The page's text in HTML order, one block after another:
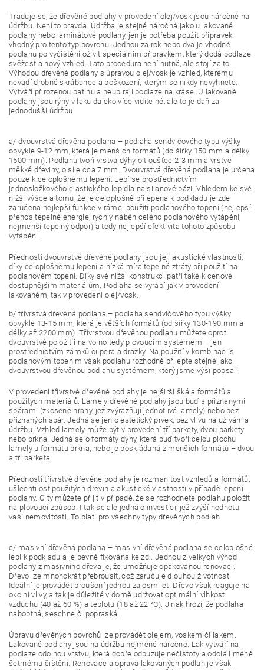
Traduje se, že dřevěné podlahy v provedení olej/vosk jsou náročné na
údržbu. Není to pravda. Údržba je stejně náročná jako u lakované
podlahy nebo laminátové podlahy, jen je potřeba použít přípravek
vhodný pro tento typ povrchu. Jednou za rok nebo dva je vhodné
podlahu po vyčištění oživit speciálním přípravkem, který dodá podlaze
svěžest a nový vzhled. Tato procedura není nutná, ale stojí za to.
Výhodou dřevěné podlahy s úpravou olej/vosk je vzhled, kterému
nevadí drobné škrábance a poškození, kterým se nikdy nevyhnete.
Vytváří přirozenou patinu a neubírají podlaze na kráse. U lakované
podlahy jsou rýhy v laku daleko více viditelné, ale to je daň za
jednodušší údržbu.
a/ dvouvrstvá dřevěná podlaha – podlaha sendvičového typu výšky
obvykle 9-12 mm, která je menších formátů (do šířky 150 mm a délky
1500 mm). Podlahu tvoří vrstva dýhy o tloušťce 2-3 mm a vrstvě
měkké dřeviny, o síle cca 7 mm. Dvouvrstvá dřevěná podlaha je určena
pouze k celoplošnému lepení. Lepí se prostřednictvím
jednosložkového elastického lepidla na silanové bázi. Vhledem ke své
nižší výšce a tomu, že je celoplošně přilepena k podkladu je zde
zaručena nejlepší funkce v rámci použití podlahového topení (nejlepší
přenos tepelné energie, rychlý náběh celého podlahového vytápění,
nejmenší tepelný odpor) a tedy nejlepší efektivita tohoto způsobu
vytápění.
Předností dvouvrstvé dřevěné podlahy jsou její akustické vlastnosti,
díky celoplošnému lepení a nízká míra tepelné ztráty při použití na
podlahovém topení. Díky své nižší konstrukci patří také k cenově
dostupnějším materiálům. Podlaha se vyrábí jak v provedení
lakovaném, tak v provedení olej/vosk.
b/ třívrstvá dřevěná podlaha – podlaha sendvičového typu výšky
obvykle 13-15 mm, která je větších formátů (od šířky 130-190 mm a
délky až 2200 mm). Třívrstvou dřevěnou podlahu můžete oproti
dvouvrstvé položit i na volno tedy plovoucím systémem – jen
prostřednictvím zámků či pera a drážky. Na použití v kombinaci s
podlahovým topením však podlahu rozhodně přilepte stejně jako
dvouvrstvou dřevěnou podlahu systémem, který jsme výši popsali.
V provedení třívrstvé dřevěné podlahy je nejširší škála formátů a
použitých materiálů. Lamely dřevěné podlahy jsou buď s přiznanými
spárami (zkosené hrany, jež zvýrazňují jednotlivé lamely) nebo bez
přiznaných spár. Jedná se jen o estetický prvek, bez vlivu na užívání a
údržbu. Vzhled lamely může být v provedení tří parkety, dvou parkety
nebo prkna. Jedná se o formáty dýhy, která buď tvoří celou plochu
lamely u formátu prkna, nebo je poskládaná z menších formátů – dvou
a tří parketa.
Předností třívrstvé dřevěné podlahy je rozmanitost vzhledů a formátů,
ušlechtilost použitých dřevin a akustické vlastnosti v případě lepení
podlahy. O ty můžete přijít v případě, že se rozhodnete podlahu položit
na plovoucí způsob. I tak se ale jedná o investici, jež zvýší hodnotu
vaší nemovitosti. To platí pro všechny typy dřevěných podlah.
c/ masivní dřevěná podlaha – masivní dřevěná podlaha se celoplošně
lepí k podkladu a je pevně fixována ke zdi. Jednou z velkých výhod
podlahy z masivního dřeva je, že umožňuje opakovanou renovaci.
Dřevo lze mnohokrát přebrousit, což zaručuje dlouhou životnost.
Ideální je provádět broušení jednou za osm let. Dřevo však reaguje na
okolní vlivy, a tak je důležité v domě udržovat optimální vlhkost
vzduchu (40 až 60 %) a teplotu (18 až 22 °C). Jinak hrozí, že podlaha
nabobtná, seschne či popraská.
Úpravu dřevěných povrchů lze provádět olejem, voskem či lakem.
Lakované podlahy jsou na údržbu nejméně náročné. Lak vytváří na
podlaze odolnou vrstvu, která dobře odpuzuje nečistoty a odolá i méně
šetrnému čištění. Renovace a oprava lakovaných podlah je však